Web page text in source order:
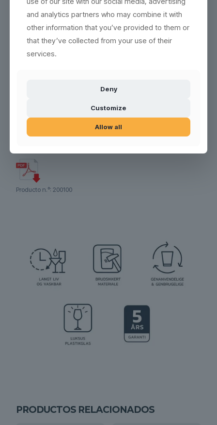
veces
REUTILIZAR – 100% reutilizable y reciclable
Lea más aquí
ALTAS PROPIEDADES DE AISLAMIENTO – resistente al calor
atau al frío, y se puede congelar en 5 minutos
Producto n.º: 200100
PRODUCTOS RELACIONADOS
and analytics partners who may combine it with
other information that you’ve provided to them or
that they’ve collected from your use of their
services.
Deny
Customize
Allow all